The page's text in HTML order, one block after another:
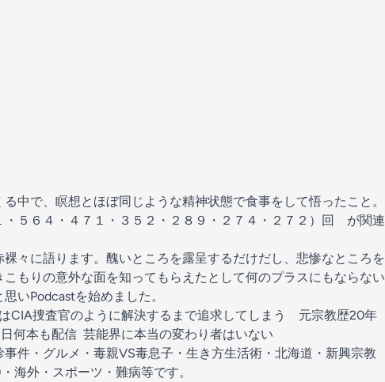
中で、瞑想とほぼ同じような精神状態で食事をして悟ったこと。
・５６４・４７１・３５２・２８９・２７４・２７２）回 が関連
々に語ります。醜いところを露呈するだけだし、悲惨なところを
もりの意外な面を知ってもらえたとして何のプラスにもならない
いPodcastを始めました。
CIA捜査官のように解決するまで追求してしまう 元宗教歴20年
何本も配信 芸能界に本当の変わり者はいない
件・グルメ・毒親VS毒息子・生き方生活術・北海道・新興宗教
海外・スポーツ・難病等です。